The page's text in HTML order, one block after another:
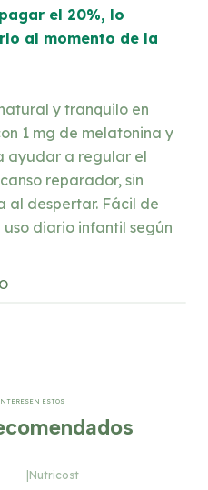
el 20%, lo
al momento de la
y tranquilo en
1 mg de melatonina y
ayudar a regular el
reparador, sin
al despertar. Fácil de
diario infantil según
ESTOS
Nutricost